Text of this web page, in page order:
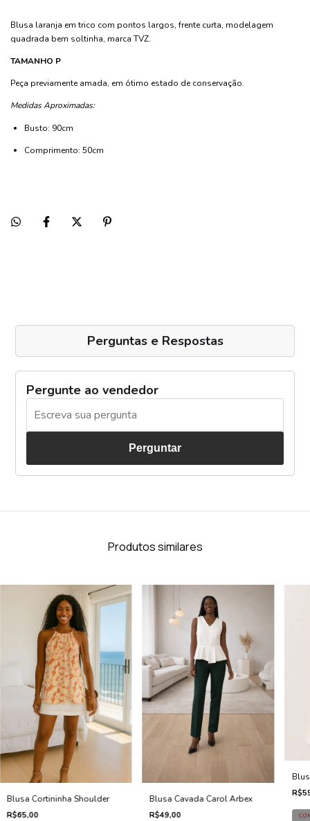
Blusa laranja em trico com pontos largos, frente curta, modelagem
quadrada bem soltinha, marca TVZ.
TAMANHO P
Peça previamente amada, em ótimo estado de conservação.
Medidas Aproximadas:
Busto: 90cm
Comprimento: 50cm
Perguntas e Respostas
Pergunte ao vendedor
Perguntar
Produtos similares
Blusa Cortininha Shoulder
R$65,00
Blusa Cavada Carol Arbex
R$49,00